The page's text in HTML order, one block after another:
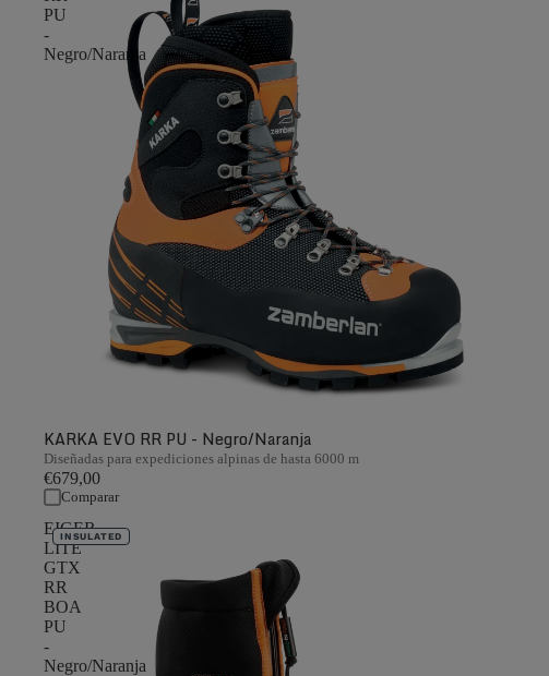
PU
-
Negro/Naranja
KARKA EVO RR PU - Negro/Naranja
Diseñadas para expediciones alpinas de hasta 6000 m
€679,00
Comparar
EIGER
LITE
GTX
RR
BOA
PU
-
Negro/Naranja
INSULATED